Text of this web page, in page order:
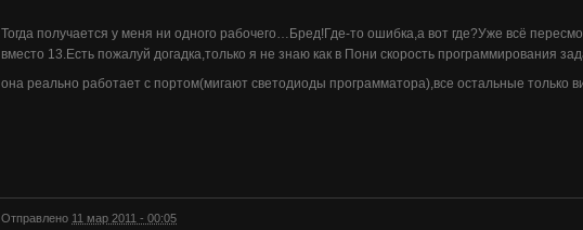
Тогда получается у меня ни одного рабочего…Бред!Где-то ошибка,а вот где?Уже всё
вместо 13.Есть пожалуй догадка,только я не знаю как в Пони скорость программирования
она реально работает с портом(мигают светодиоды программатора),все остальные только
Отправлено 11 мар 2011 - 00:05